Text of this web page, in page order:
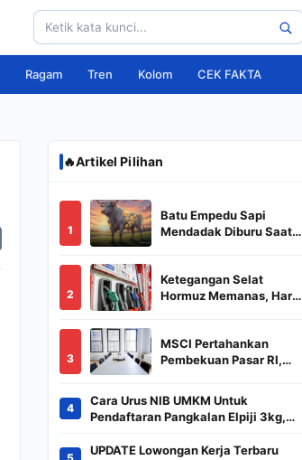
Ragam Tren Kolom CEK FAKTA
🔥Artikel Pilihan
1
Batu Empedu Sapi
Mendadak Diburu Saat
Puluhan Juta
2
Ketegangan Selat
Hormuz Memanas, Harga
3
MSCI Pertahankan
Pembekuan Pasar RI,
Indeks
4
Cara Urus NIB UMKM Untuk
Pendaftaran Pangkalan Elpiji 3kg,
Kilogram
UPDATE Lowongan Kerja Terbaru